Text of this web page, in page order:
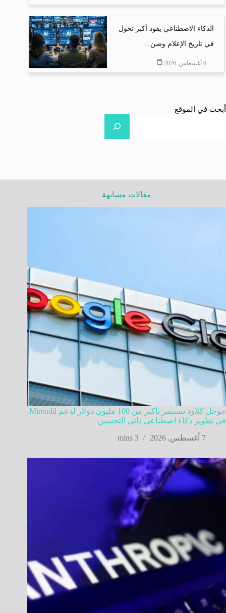
الذكاء الاصطناعي يقود أكبر تحول
في تاريخ الإعلام وصن...
6 أغسطس, 2026
أبحث في الموقع
مقالات مشابهة
جوجل كلاود تستثمر بأكثر من 100 مليون دولار لدعم Mirendil
في تطوير ذكاء اصطناعي ذاتي التحسين
7 أغسطس, 2026
3 mins